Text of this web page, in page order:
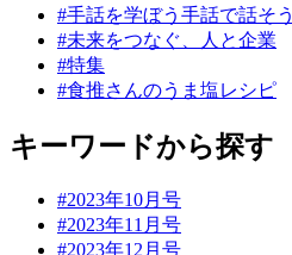
#手話を学ぼう手話で話そう
#未来をつなぐ、人と企業
#特集
#食推さんのうま塩レシピ
キーワードから探す
#2023年10月号
#2023年11月号
#2023年12月号